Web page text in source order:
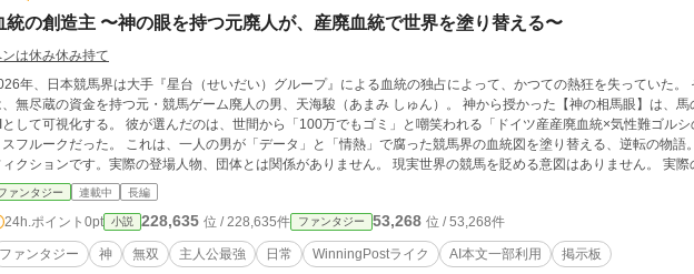
統の創造主 〜神の眼を持つ元廃人が、産廃血統で世界を塗り替える〜
は休み休み持て
年、日本競馬界は大手『星台（せいだい）グループ』による血統の独占によって、かつての熱狂を失っていた。
無尽蔵の資金を持つ元・競馬ゲーム廃人の男、天海駿（あまみ しゅん）。 神から授かった【神の相馬眼】は、馬
として可視化する。 彼が選んだのは、世間から「100万でもゴミ」と嘲笑われる「ドイツ産産廃血統×気性難ゴル
フルークだった。 これは、一人の男が「データ」と「情熱」で腐った競馬界の血統図を塗り替える、逆転の物語。 ※この物語は
クションです。実際の登場人物、団体とは関係がありません。 現実世界の競馬を貶める意図はありません。 実際
場しますが一切貶める意図などはございません。 本文等でウイニングポストを使用させていただいております。
ァンタジー 連載中 長編
24h.ポイント 0pt 小説 228,635 位 / 228,635件 ファンタジー 53,268 位 / 53,268件
ファンタジー 神 無双 主人公最強 日常 WinningPostライク AI本文一部利用 掲示板